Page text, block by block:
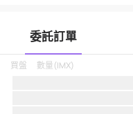
委託訂單
買盤 數量(IMX)